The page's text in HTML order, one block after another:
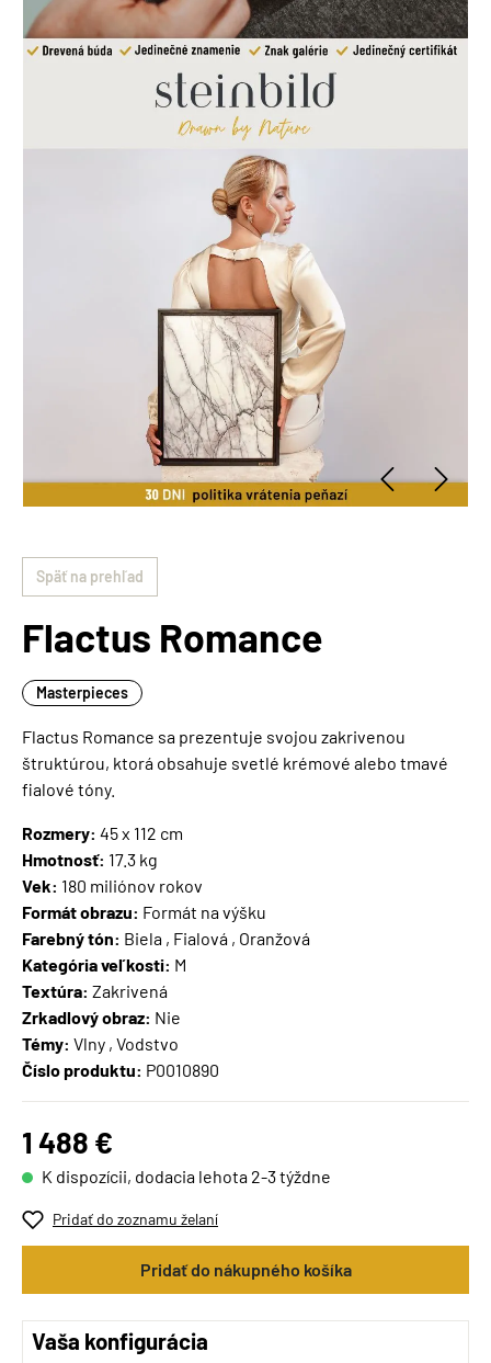
Späť na prehľad
Flactus Romance
Masterpieces
Flactus Romance sa prezentuje svojou zakrivenou
štruktúrou, ktorá obsahuje svetlé krémové alebo tmavé
fialové tóny.
Rozmery: 45 x 112 cm
Hmotnosť: 17.3 kg
Vek: 180 miliónov rokov
Formát obrazu: Formát na výšku
Farebný tón: Biela , Fialová , Oranžová
Kategória veľkosti: M
Textúra: Zakrivená
Zrkadlový obraz: Nie
Témy: Vlny , Vodstvo
Číslo produktu: P0010890
1 488 €
K dispozícii, dodacia lehota 2-3 týždne
Pridať do zoznamu želaní
Pridať do nákupného košíka
Vaša konfigurácia